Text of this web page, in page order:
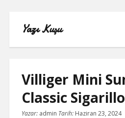
Yazı Kuşu
IGTV IZLENME
Villiger Mini
Classic
Yazar: admin Tarih: Haziran 23, 2024